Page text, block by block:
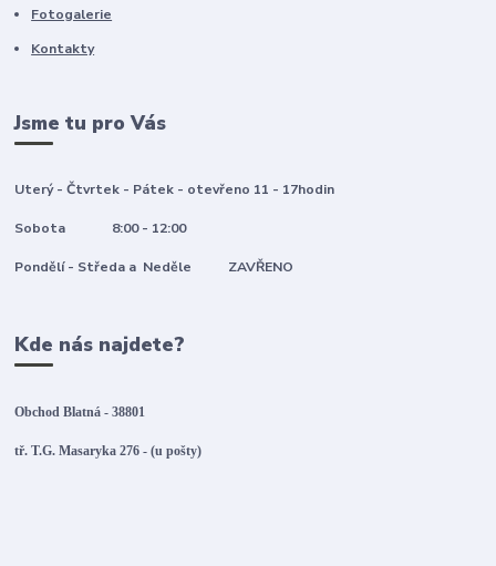
Fotogalerie
Kontakty
Jsme tu pro Vás
Uterý - Čtvrtek - Pátek - otevřeno 11 - 17hodin
Sobota 8:00 - 12:00
Pondělí - Středa a Neděle ZAVŘENO
Kde nás najdete?
Obchod Blatná - 38801
tř. T.G. Masaryka 276 - (u pošty)